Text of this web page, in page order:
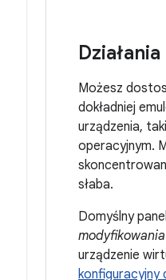
Możesz
dokładniej
urządzenia,
operacyjnym.
słaba.
Domyślny
urządzenie
konfiguracyjny